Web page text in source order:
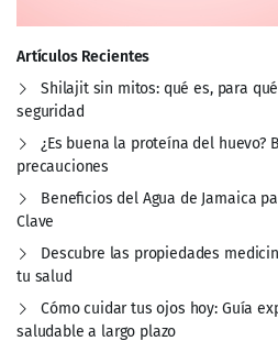
Artículos Recientes
Shilajit sin mitos: qué es, para
seguridad
¿Es buena la proteína del huevo?
precauciones
Beneficios del Agua de Jamaica
Clave
Descubre las propiedades
tu salud
Cómo cuidar tus ojos hoy: Guía
saludable a largo plazo